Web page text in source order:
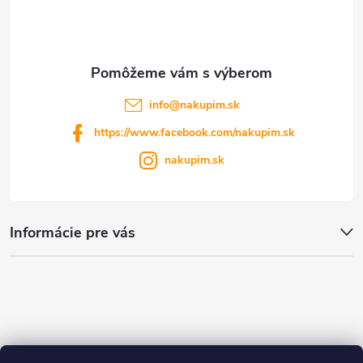
Informácie pre vás
info@nakupim.sk
https://www.facebook.com/nakupim.sk
nakupim.sk